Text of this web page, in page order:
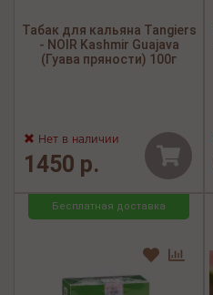
Табак для кальяна Tangiers
- NOIR Kashmir Guajava
(Гуава пряности) 100г
Нет в наличии
1450 р.
Бесплатная доставка